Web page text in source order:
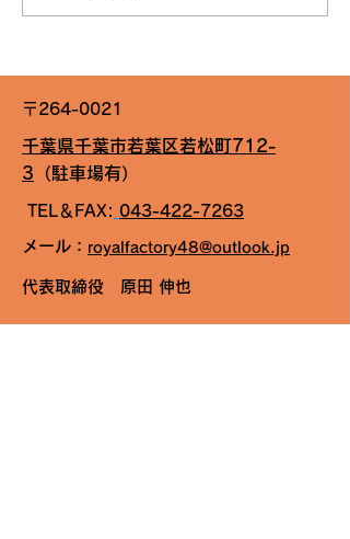
FB
​フォロー＆いいね お願いします！
〒264-0021
千葉県千葉市若葉区若松町712-
3 （駐車場有）
TEL＆FAX: 043-422-7263
メール： royalfactory48@outlook.jp
​代表取締役 原田 伸也